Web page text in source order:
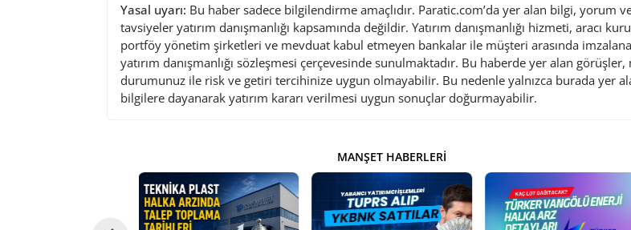
Yasal uyarı: Bu haber sadece bilgilendirme amaçlıdır. Paratic.com’da yer alan bilgi, yorum
tavsiyeler yatırım danışmanlığı kapsamında değildir. Yatırım danışmanlığı hizmeti, aracı
portföy yönetim şirketleri ve mevduat kabul etmeyen bankalar ile müşteri arasında
yatırım danışmanlığı sözleşmesi çerçevesinde sunulmaktadır. Bu haberde yer alan görüşler,
durumunuz ile risk ve getiri tercihinize uygun olmayabilir. Bu nedenle yalnızca burada yer
bilgilere dayanarak yatırım kararı verilmesi uygun sonuçlar doğurmayabilir.
MANŞET HABERLERI